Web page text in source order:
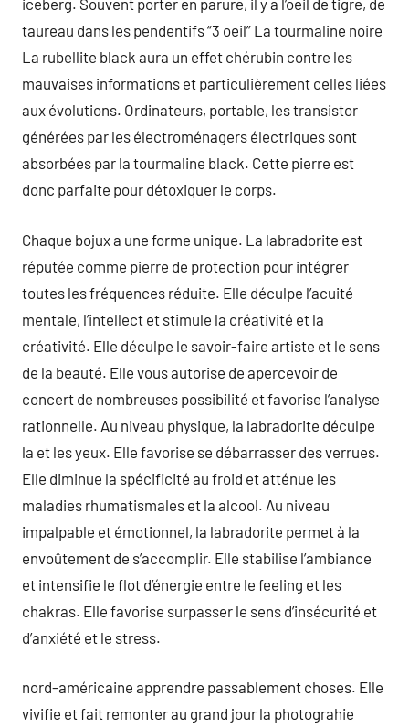
iceberg. Souvent porter en parure, il y a l’oeil de tigre, de
taureau dans les pendentifs “3 oeil” La tourmaline noire
La rubellite black aura un effet chérubin contre les
mauvaises informations et particulièrement celles liées
aux évolutions. Ordinateurs, portable, les transistor
générées par les électroménagers électriques sont
absorbées par la tourmaline black. Cette pierre est
donc parfaite pour détoxiquer le corps.
Chaque bojux a une forme unique. La labradorite est
réputée comme pierre de protection pour intégrer
toutes les fréquences réduite. Elle déculpe l’acuité
mentale, l’intellect et stimule la créativité et la
créativité. Elle déculpe le savoir-faire artiste et le sens
de la beauté. Elle vous autorise de apercevoir de
concert de nombreuses possibilité et favorise l’analyse
rationnelle. Au niveau physique, la labradorite déculpe
la et les yeux. Elle favorise se débarrasser des verrues.
Elle diminue la spécificité au froid et atténue les
maladies rhumatismales et la alcool. Au niveau
impalpable et émotionnel, la labradorite permet à la
envoûtement de s’accomplir. Elle stabilise l’ambiance
et intensifie le flot d’énergie entre le feeling et les
chakras. Elle favorise surpasser le sens d’insécurité et
d’anxiété et le stress.
nord-américaine apprendre passablement choses. Elle
vivifie et fait remonter au grand jour la photograhie